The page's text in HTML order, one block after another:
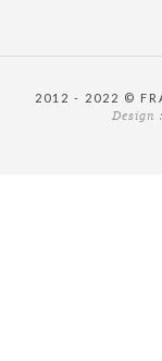
2012 - 2022 ©
Design :